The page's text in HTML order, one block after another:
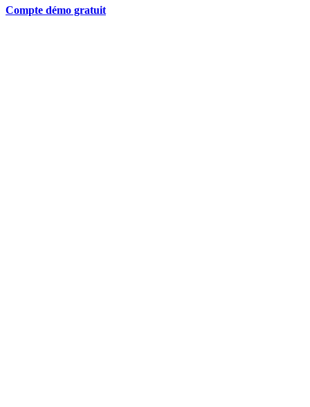
Compte démo gratuit